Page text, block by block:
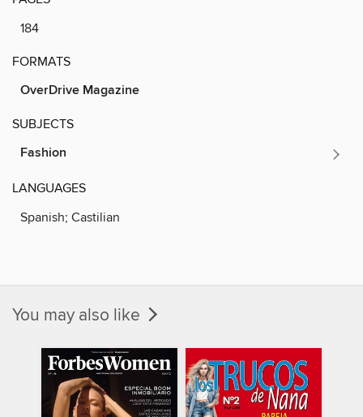
184
FORMATS
OverDrive Magazine
SUBJECTS
Fashion
LANGUAGES
Spanish; Castilian
You may also like